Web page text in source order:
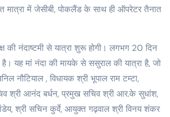
मात्रा में जेसीबी, पोकलैंड के साथ ही ऑपरेटर तैनात
की नंदाष्टमी से यात्रा शुरू होगी। लगभग 20 दिन
यह मां नंदा की मायके से ससुराल की यात्रा है, जो
नौटियाल , विधायक श्री भूपाल राम टम्टा,
श्री आनंद बर्धन, प्रमुख सचिव श्री आर.के सुधांश,
श्री सचिन कुर्वे, आयुक्त गढ़वाल श्री विनय शंकर